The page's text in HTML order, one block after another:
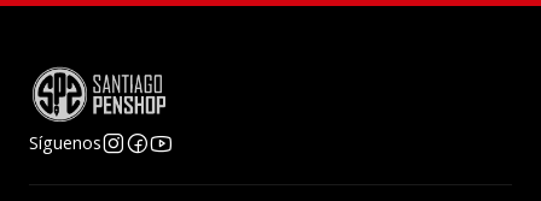
contar continta embotellada para pluma fuente.
diseñadas para estilográficas, ya que otros tipos de
tinta (como tinta china, caligrafía o dibujo) pueden
dañar el mecanismo y obstruir el alimentador.
Síguenos